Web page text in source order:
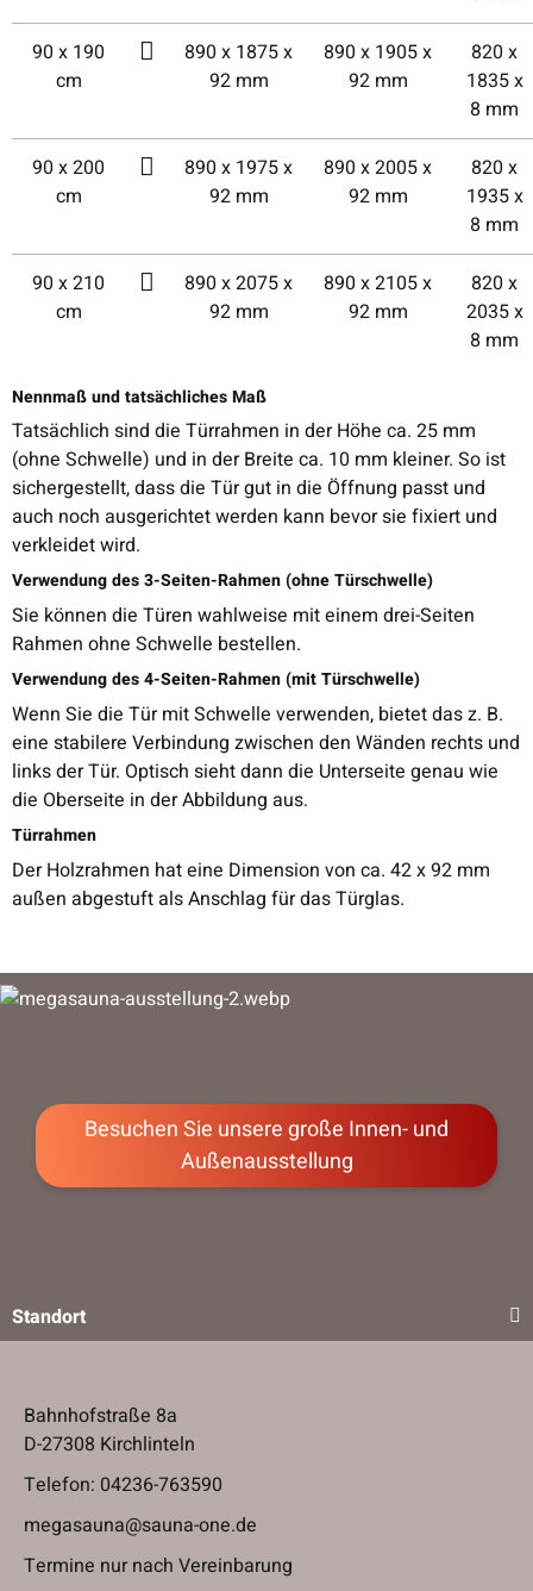
90 x 190
cm
890 x 1875 x
92 mm
890 x 1905 x
92 mm
820 x
1835 x
8 mm
90 x 200
cm
890 x 1975 x
92 mm
890 x 2005 x
92 mm
820 x
1935 x
8 mm
90 x 210
cm
890 x 2075 x
92 mm
890 x 2105 x
92 mm
820 x
2035 x
8 mm
Nennmaß und tatsächliches Maß
Tatsächlich sind die Türrahmen in der Höhe ca. 25 mm
(ohne Schwelle) und in der Breite ca. 10 mm kleiner. So ist
sichergestellt, dass die Tür gut in die Öffnung passt und
auch noch ausgerichtet werden kann bevor sie fixiert und
verkleidet wird.
Verwendung des 3-Seiten-Rahmen (ohne Türschwelle)
Sie können die Türen wahlweise mit einem drei-Seiten
Rahmen ohne Schwelle bestellen.
Verwendung des 4-Seiten-Rahmen (mit Türschwelle)
Wenn Sie die Tür mit Schwelle verwenden, bietet das z. B.
eine stabilere Verbindung zwischen den Wänden rechts und
links der Tür. Optisch sieht dann die Unterseite genau wie
die Oberseite in der Abbildung aus.
Türrahmen
Der Holzrahmen hat eine Dimension von ca. 42 x 92 mm
außen abgestuft als Anschlag für das Türglas.
Besuchen Sie unsere große Innen- und
Außenausstellung
Besuchen Sie unsere große Innen- und
Außenausstellung
Standort
Bahnhofstraße 8a
D-27308 Kirchlinteln
Telefon: 04236-763590
megasauna@sauna-one.de
Termine nur nach Vereinbarung